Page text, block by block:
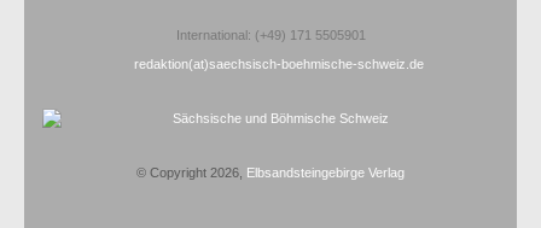
International: (+49) 171 5505901
redaktion(at)saechsisch-boehmische-schweiz.de
© Copyright 2026, Elbsandsteingebirge Verlag